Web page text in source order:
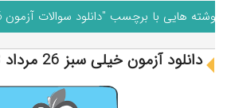
نوشته هایی با برچسب "دانلود سوالات آزمون 26 مرداد 1403 خیلی سبز"
دانلود آزمون خیلی سبز 26 مرداد 1403 پایه دوازدهم